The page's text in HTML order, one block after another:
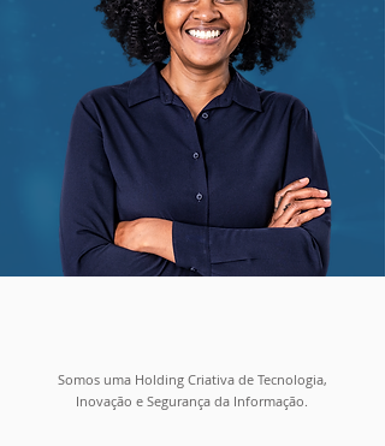
Somos uma Holding Criativa de Tecnologia,
Inovação e Segurança da Informação.